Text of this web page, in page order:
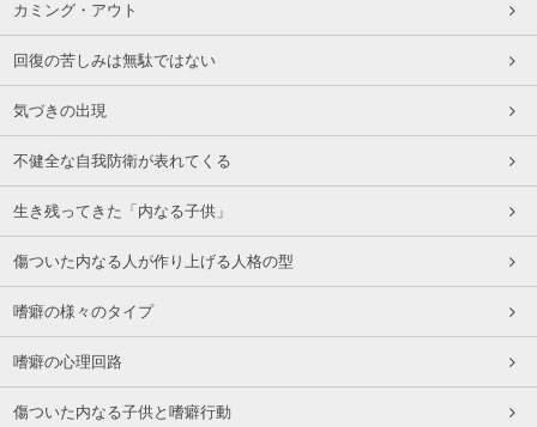
カミング・アウト
回復の苦しみは無駄ではない
気づきの出現
不健全な自我防衛が表れてくる
生き残ってきた「内なる子供」
傷ついた内なる人が作り上げる人格の型
嗜癖の様々のタイプ
嗜癖の心理回路
傷ついた内なる子供と嗜癖行動